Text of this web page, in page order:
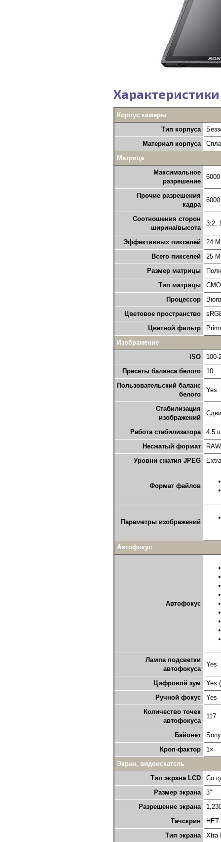
Корпус камеры
Тип корпуса
Материал корпуса
Матрица
Максимальное
разрешение
Прочие разрешения
кадра
Соотношения сторон
ширина/высота
3:2,
Эффективных пикселей
24
Всего пикселей
25
Размер матрицы
Тип матрицы
Процессор
Цветовое пространство
Цветной фильтр
Изображение
ISO
100-
Пресеты баланса белого
10
Пользовательский баланс
белого
Yes
Стабилизация
изображений
Работа стабилизатора
4.5
Несжатый формат
RAW
Уровни сжатия JPEG
Формат файлов
Параметры изображений
Автофокус
Автофокус
Лампа подсветки
автофокуса
Yes
Цифровой зум
Yes
Ручной фокус
Yes
Количество точек
автофокуса
117
Байонет
Кроп-фактор
1×
Экран, видоискатель
Тип экрана LCD
Со
Размер экрана
3″
Разрешение экрана
Тачскрин
НЕТ
Тип экрана
Xtra